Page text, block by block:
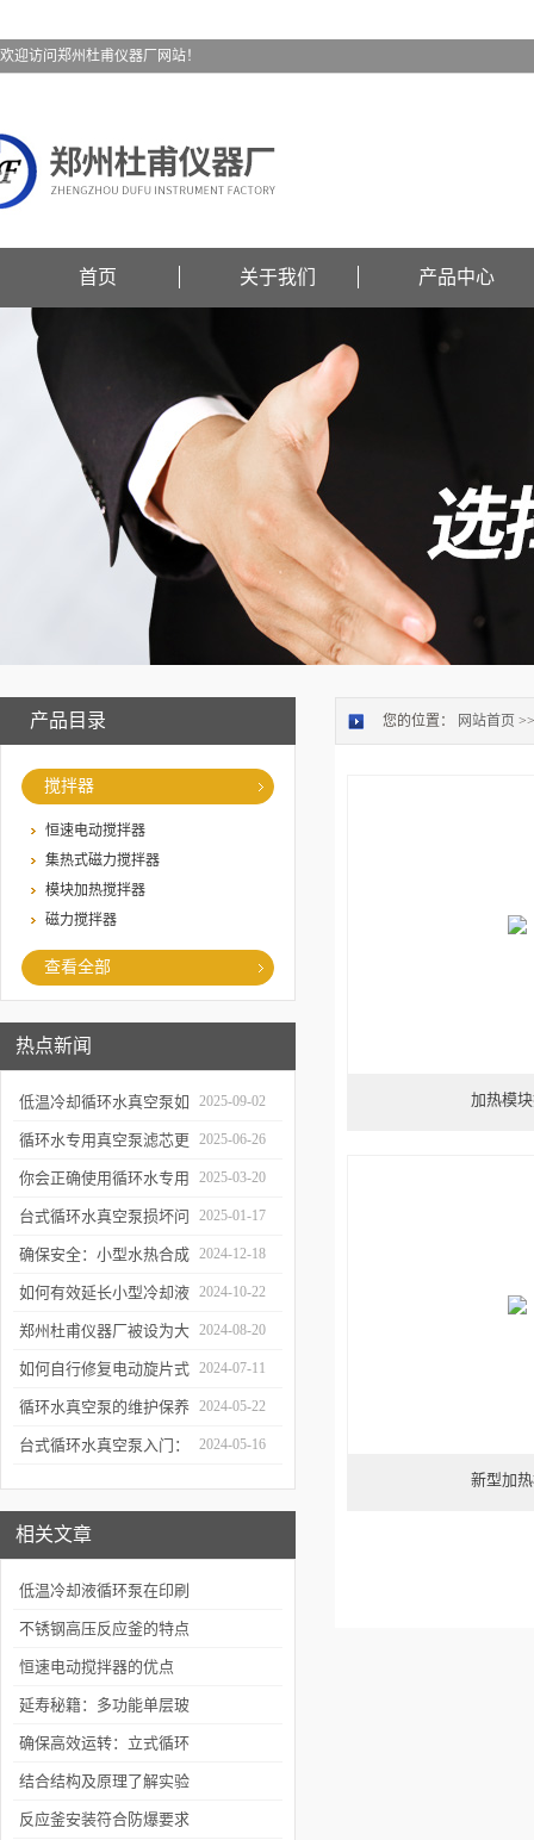
欢迎访问郑州杜甫仪器厂网站！
首页 关于我们 产品中心
产品目录
搅拌器
恒速电动搅拌器
集热式磁力搅拌器
模块加热搅拌器
磁力搅拌器
查看全部
热点新闻
低温冷却循环水真空泵如
何提升制冷与真空效率？
2025-09-02
循环水专用真空泵滤芯更
换周期：基于水质污染度
的判断方法
2025-06-26
你会正确使用循环水专用
真空泵吗？
2025-03-20
台式循环水真空泵损坏问
题诊断与预防措施
2025-01-17
确保安全：小型水热合成
反应釜的操作与维护建议
2024-12-18
如何有效延长小型冷却液
水循环泵的使用寿命？
2024-10-22
郑州杜甫仪器厂被设为大
学生实习就业基地
2024-08-20
如何自行修复电动旋片式
真空泵无法启动的问题
2024-07-11
循环水真空泵的维护保养
与故障排除指南
2024-05-22
台式循环水真空泵入门： 2024-05-16
相关文章
低温冷却液循环泵在印刷
行业的应用
不锈钢高压反应釜的特点
介绍
恒速电动搅拌器的优点
延寿秘籍：多功能单层玻
璃反应釜的周期性维护保
养计划与执行要点
确保高效运转：立式循环
水真空泵的操作要点
结合结构及原理了解实验
室小型高压反应釜
反应釜安装符合防爆要求
您的位置： 网站首页
加热模
新型加